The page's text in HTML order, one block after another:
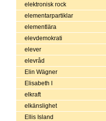
elektronisk rock
elementarpartiklar
elementlära
elevdemokrati
elever
elevråd
Elin Wägner
Elisabeth I
elkraft
elkänslighet
Ellis Island